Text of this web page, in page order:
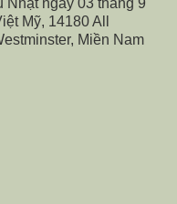
Nhật ngày 03 tháng 9
Mỹ, 14180 All
Miền Nam